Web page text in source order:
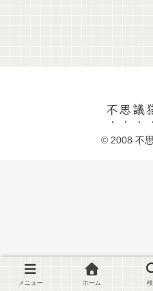
不思議
© 2008 不
メニュー ホーム